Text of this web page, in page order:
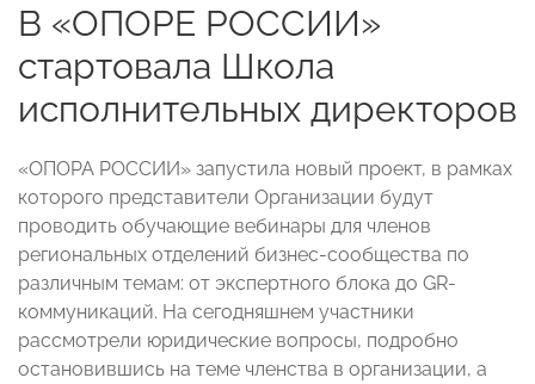
В «ОПОРЕ РОССИИ»
стартовала Школа
исполнительных директоров
«ОПОРА РОССИИ» запустила новый проект, в рамках
которого представители Организации будут
проводить обучающие вебинары для членов
региональных отделений бизнес-сообщества по
различным темам: от экспертного блока до GR-
коммуникаций. На сегодняшнем участники
рассмотрели юридические вопросы, подробно
остановившись на теме членства в организации, а